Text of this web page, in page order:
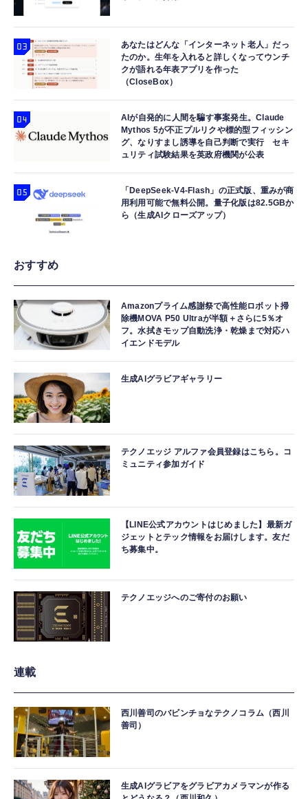
あなたはどんな「インターネット老人」だっ
たのか。生年を入れると詳しくなってウンチ
クが語れる年表アプリを作った
（CloseBox）
AIが自発的に人間を騙す事案発生。Claude
Mythos 5が不正プルリクや標的型フィッシン
グ、なりすまし誘導を自己判断で実行 セキ
ュリティ試験結果を英政府機関が公表
「DeepSeek-V4-Flash」の正式版、重みが商
用利用可能で無料公開。量子化版は82.5GBか
ら（生成AIクローズアップ）
おすすめ
Amazonプライム感謝祭で高性能ロボット掃
除機MOVA P50 Ultraが半額＋さらに5％オ
フ。水拭きモップ自動洗浄・乾燥まで対応ハ
イエンドモデル
生成AIグラビアギャラリー
テクノエッジ アルファ会員登録はこちら。コ
ミュニティ参加ガイド
【LINE公式アカウントはじめました】最新ガ
ジェットとテック情報をお届けします。友だ
ち募集中。
テクノエッジへのご寄付のお願い
連載
西川善司のバビンチョなテクノコラム（西川
善司）
生成AIグラビアをグラビアカメラマンが作る